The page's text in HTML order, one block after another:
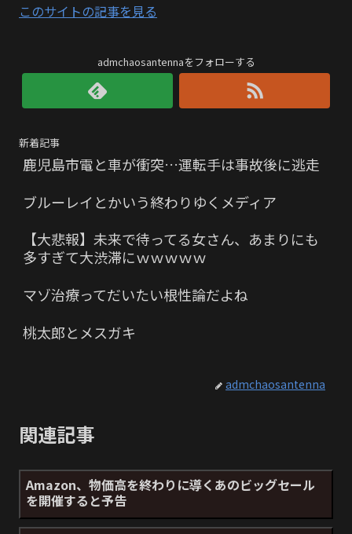
このサイトの記事を見る
admchaosantennaをフォローする
新着記事
鹿児島市電と車が衝突…運転手は事故後に逃走
ブルーレイとかいう終わりゆくメディア
【大悲報】未来で待ってる女さん、あまりにも
多すぎて大渋滞にｗｗｗｗｗ
マゾ治療ってだいたい根性論だよね
桃太郎とメスガキ
admchaosantenna
関連記事
Amazon、物価高を終わりに導くあのビッグセール
を開催すると予告